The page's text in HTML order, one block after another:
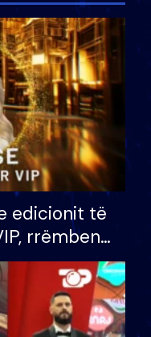
edicionit të
rrëmben
mijë eurosh